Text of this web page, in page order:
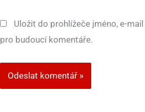
Uložit do prohlížeče jméno, e-
pro budoucí komentáře.